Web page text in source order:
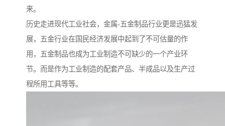
来。
历史走进现代工业社会，金属-五金制品行业更是迅猛发
展，五金行业在国民经济发展中起到了不可估量的作
用，五金制品也成为工业制造不可缺少的一个产业环
节。而是作为工业制造的配套产品、半成品以及生产过
程所用工具等等。